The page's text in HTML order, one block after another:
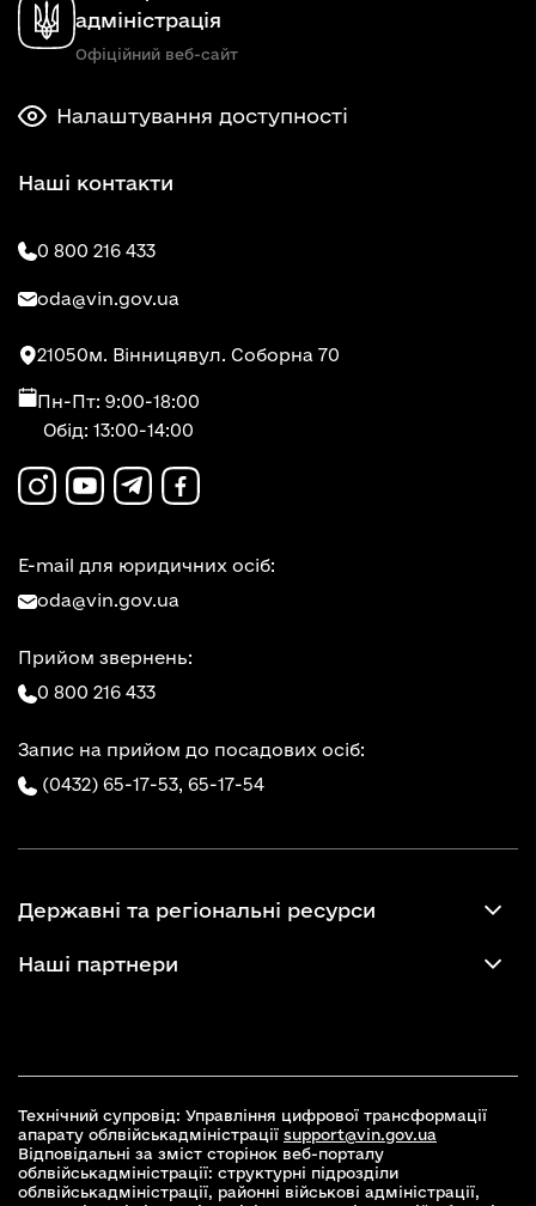
адміністрація
Офіційний веб-сайт
Налаштування доступності
Наші контакти
0 800 216 433
oda@vin.gov.ua
21050м. Вінницявул. Соборна 70
Пн-Пт: 9:00-18:00
Обід: 13:00-14:00
E-mail для юридичних осіб:
oda@vin.gov.ua
Прийом звернень:
0 800 216 433
Запис на прийом до посадових осіб:
(0432) 65-17-53, 65-17-54
Державні та регіональні ресурси
Наші партнери
Технічний супровід: Управління цифрової трансформації
апарату облвійськадміністрації support@vin.gov.ua
Відповідальні за зміст сторінок веб-порталу
облвійськадміністрації: структурні підрозділи
облвійськадміністрації, районні військові адміністрації,